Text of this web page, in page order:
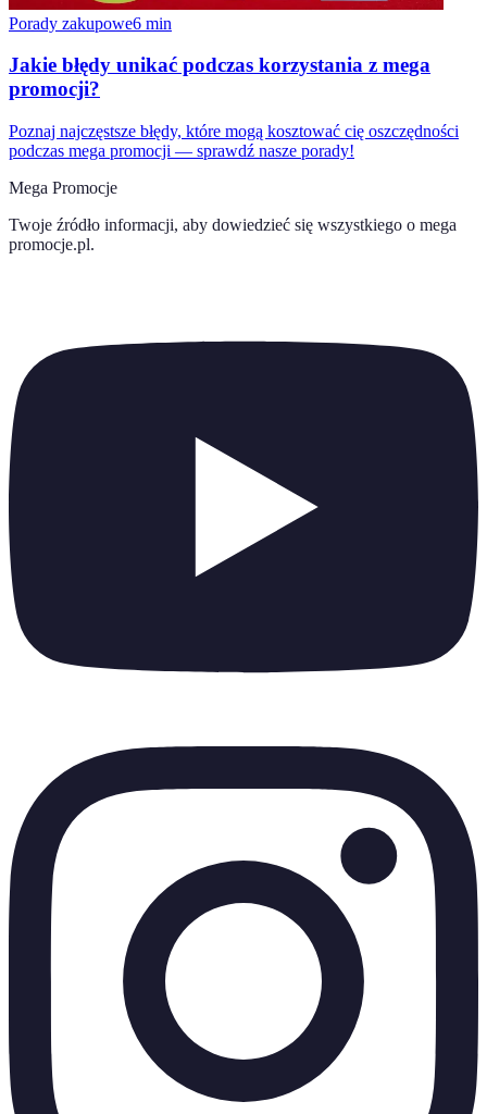
Porady zakupowe6 min
Jakie błędy unikać podczas korzystania z mega
promocji?
Poznaj najczęstsze błędy, które mogą kosztować cię oszczędności
podczas mega promocji — sprawdź nasze porady!
Mega Promocje
Twoje źródło informacji, aby dowiedzieć się wszystkiego o mega
promocje.pl.